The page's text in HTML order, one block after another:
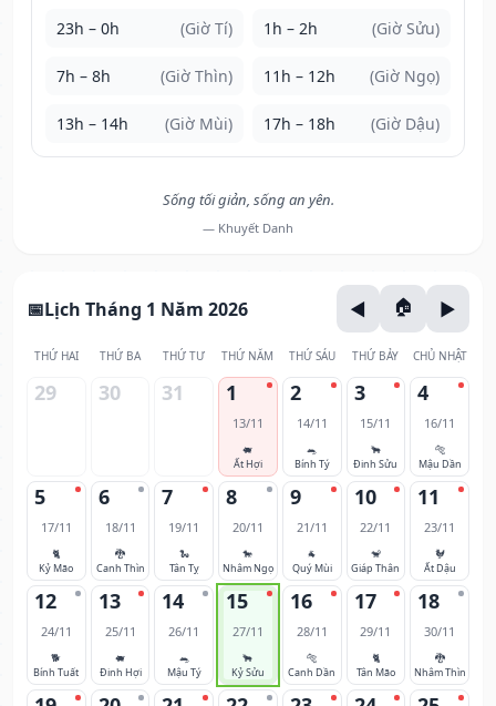
23h – 0h (Giờ Tí) 1h – 2h (Giờ Sửu)
7h – 8h (Giờ Thìn) 11h – 12h (Giờ Ngọ)
13h – 14h (Giờ Mùi) 17h – 18h (Giờ Dậu)
Sống tối giản, sống an yên.
— Khuyết Danh
Lịch Tháng 1 Năm 2026
THỨ HAI THỨ BA THỨ TƯ THỨ NĂM THỨ SÁU THỨ BẢY CHỦ NHẬT
29 30 31 1
13/11
🐖
Ất Hợi
2
14/11
🐀
Bính Tý
3
15/11
🐂
Đinh Sửu
4
16/11
🐅
Mậu Dần
5
17/11
🐈
Kỷ Mão
6
18/11
🐉
Canh Thìn
7
19/11
🐍
Tân Tỵ
8
20/11
🐎
Nhâm Ngọ
9
21/11
🐐
Quý Mùi
10
22/11
🐒
Giáp Thân
11
23/11
🐓
Ất Dậu
12
24/11
🐕
Bính Tuất
13
25/11
🐖
Đinh Hợi
14
26/11
🐀
Mậu Tý
15
27/11
🐂
Kỷ Sửu
16
28/11
🐅
Canh Dần
17
29/11
🐈
Tân Mão
18
30/11
🐉
Nhâm Thìn